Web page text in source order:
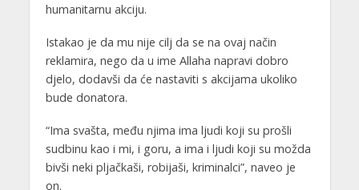
humanitarnu akciju.
Istakao je da mu nije cilj da se na ovaj način
reklamira, nego da u ime Allaha napravi dobro
djelo, dodavši da će nastaviti s akcijama ukoliko
bude donatora.
“Ima svašta, među njima ima ljudi koji su prošli
sudbinu kao i mi, i goru, a ima i ljudi koji su možda
bivši neki pljačkaši, robijaši, kriminalci”, naveo je
on.